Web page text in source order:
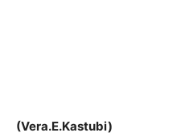
(Vera.E.Kastubi)